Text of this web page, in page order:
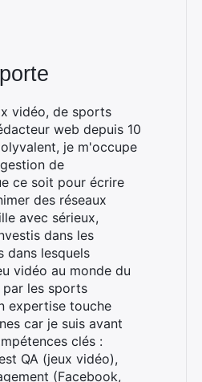
vidéo, de sports
web depuis 10
je m'occupe
de
ce soit pour écrire
des réseaux
avec sérieux,
dans les
dans lesquels
vidéo au monde du
par les sports
expertise touche
car je suis avant
clés :
QA (jeux vidéo),
(Facebook,